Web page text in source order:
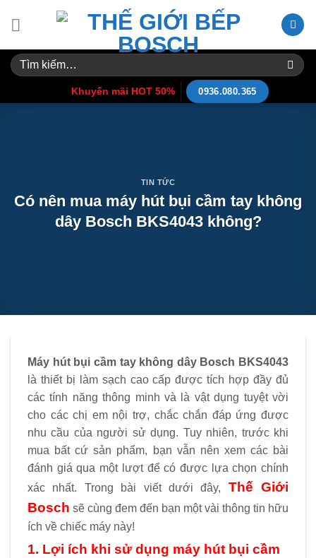
Tìm
kiếm:
Khuyến mãi HOT 50% 0936.080.365
TIN TỨC
Có nên mua máy hút bụi cầm tay không
dây Bosch BKS4043 không?
Máy hút bụi cầm tay không dây Bosch BKS4043
là thiết bị làm sạch cao cấp được tích hợp đầy đủ
các tính năng thông minh và là vật dụng tuyệt vời
cho các chị em nội trợ, chắc chắn đáp ứng được
nhu cầu của người sử dụng. Tuy nhiên, trước khi
mua bất cứ sản phẩm, bạn vẫn nên xem các bài
đánh giá qua một lượt để có được lựa chọn chính
xác nhất. Trong bài viết dưới đây, Thế Giới
Bosch sẽ cùng đem đến bạn một vài thông tin hữu
ích về chiếc máy này!
1. Lợi ích khi sử dụng máy hút bụi cầm